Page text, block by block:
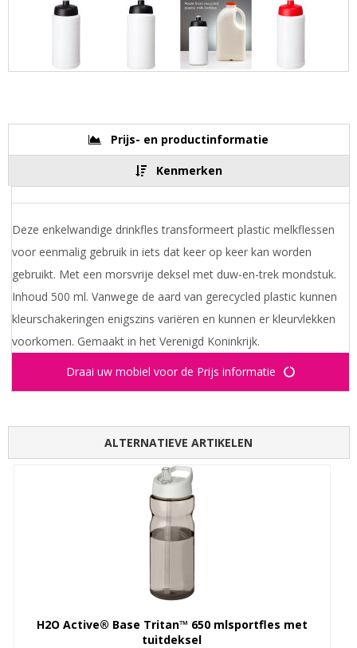
Prijs- en productinformatie
Kenmerken
Deze enkelwandige drinkfles transformeert plastic melkflessen
voor eenmalig gebruik in iets dat keer op keer kan worden
gebruikt. Met een morsvrije deksel met duw-en-trek mondstuk.
Inhoud 500 ml. Vanwege de aard van gerecycled plastic kunnen
kleurschakeringen enigszins variëren en kunnen er kleurvlekken
voorkomen. Gemaakt in het Verenigd Koninkrijk.
Draai uw mobiel voor de Prijs informatie
ALTERNATIEVE ARTIKELEN
H2O Active® Base Tritan™ 650 mlsportfles met
tuitdeksel